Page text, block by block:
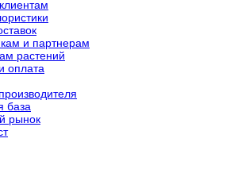
и партнерам
растений
оплата
база
рынок